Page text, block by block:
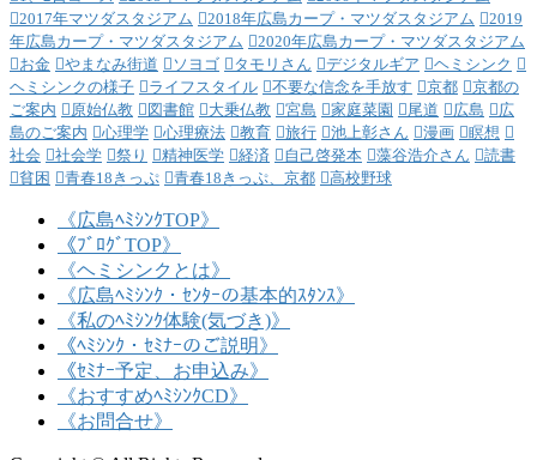
2017年マツダスタジアム
2018年広島カープ・マツダスタジアム
2019
年広島カープ・マツダスタジアム
2020年広島カープ・マツダスタジアム
お金
やまなみ街道 ソヨゴ タモリさん デジタルギア
ヘミシンク
ヘミシンクの様子
ライフスタイル 不要な信念を手放す 京都
京都の
ご案内
原始仏教 図書館 大乗仏教 宮島 家庭菜園 尾道 広島
広
島のご案内
心理学 心理療法 教育 旅行 池上彰さん 漫画
瞑想
社会
社会学 祭り 精神医学 経済 自己啓発本 藻谷浩介さん
読書
貧困
青春18きっぷ 青春18きっぷ、京都 高校野球
《広島ﾍﾐｼﾝｸTOP》
《ﾌﾞﾛｸﾞTOP》
《ヘミシンクとは》
《広島ﾍﾐｼﾝｸ・ｾﾝﾀｰの基本的ｽﾀﾝｽ》
《私のﾍﾐｼﾝｸ体験(気づき)》
《ﾍﾐｼﾝｸ・ｾﾐﾅｰのご説明》
《ｾﾐﾅｰ予定、お申込み》
《おすすめﾍﾐｼﾝｸCD》
《お問合せ》